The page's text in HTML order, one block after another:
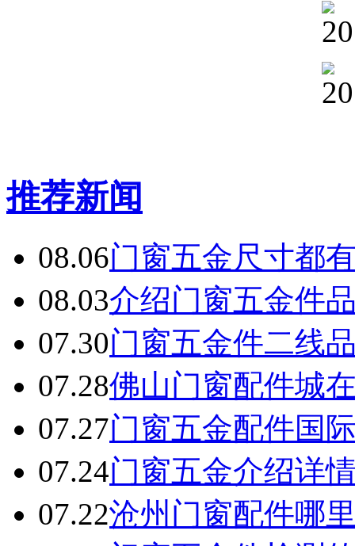
推荐新闻
08.06门窗五金尺寸都
08.03介绍门窗五金件
07.30门窗五金件二线
07.28佛山门窗配件城
07.27门窗五金配件国
07.24门窗五金介绍详
07.22沧州门窗配件哪